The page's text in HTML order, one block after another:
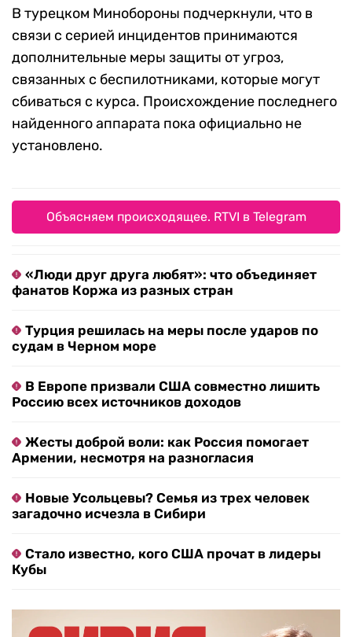
В турецком Минобороны подчеркнули, что в
связи с серией инцидентов принимаются
дополнительные меры защиты от угроз,
связанных с беспилотниками, которые могут
сбиваться с курса. Происхождение последнего
найденного аппарата пока официально не
установлено.
Объясняем происходящее. RTVI в Telegram
«Люди друг друга любят»: что объединяет
фанатов Коржа из разных стран
Турция решилась на меры после ударов по
судам в Черном море
В Европе призвали США совместно лишить
Россию всех источников доходов
Жесты доброй воли: как Россия помогает
Армении, несмотря на разногласия
Новые Усольцевы? Семья из трех человек
загадочно исчезла в Сибири
Стало известно, кого США прочат в лидеры
Кубы